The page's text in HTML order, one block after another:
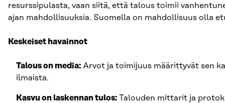
resurssipulasta, vaan siitä, että talous toimii
ajan mahdollisuuksia. Suomella on mahdollisuus olla
Keskeiset havainnot
Talous on media: Arvot ja toimijuus määrittyvät sen
ilmaista.
Kasvu on laskennan tulos: Talouden mittarit ja